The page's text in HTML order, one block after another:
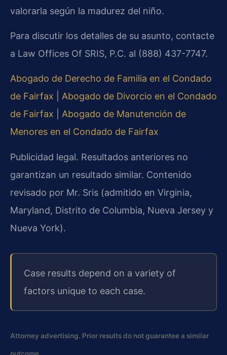
valorarla según la madurez del niño.
Para discutir los detalles de su asunto, contacte
a Law Offices Of SRIS, P.C. al (888) 437-7747.
Abogado de Derecho de Familia en el Condado
de Fairfax
Abogado de Divorcio en el Condado
de Fairfax
Abogado de Manutención de
Menores en el Condado de Fairfax
Publicidad legal. Resultados anteriores no
garantizan un resultado similar. Contenido
revisado por Mr. Sris (admitido en Virginia,
Maryland, Distrito de Columbia, Nueva Jersey y
Nueva York).
Case results depend on a variety of
factors unique to each case.
Attorney advertising. Prior results do not guarantee a similar